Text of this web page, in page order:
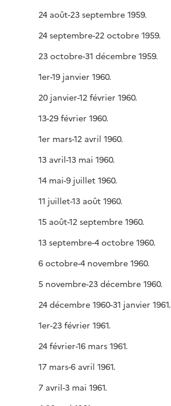
24 août-23 septembre 1959.
24 septembre-22 octobre 1959.
23 octobre-31 décembre 1959.
1er-19 janvier 1960.
20 janvier-12 février 1960.
13-29 février 1960.
1er mars-12 avril 1960.
13 avril-13 mai 1960.
14 mai-9 juillet 1960.
11 juillet-13 août 1960.
15 août-12 septembre 1960.
13 septembre-4 octobre 1960.
6 octobre-4 novembre 1960.
5 novembre-23 décembre 1960.
24 décembre 1960-31 janvier 1961.
1er-23 février 1961.
24 février-16 mars 1961.
17 mars-6 avril 1961.
7 avril-3 mai 1961.